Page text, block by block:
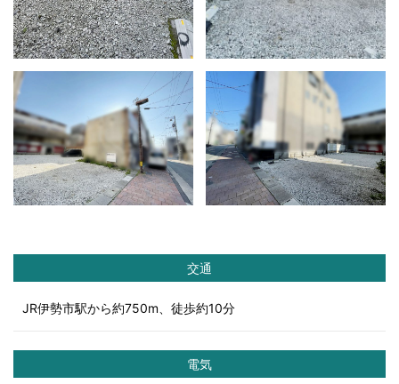
交通
JR伊勢市駅から約750m、徒歩約10分
電気